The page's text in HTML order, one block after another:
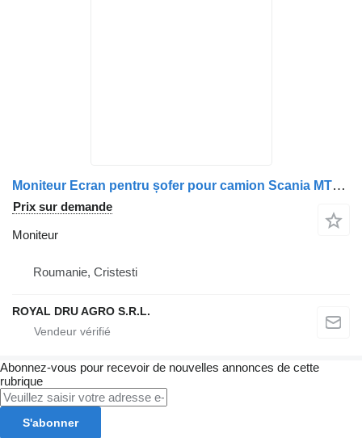
Moniteur Ecran pentru șofer pour camion Scania MTB 7300D-11
Prix sur demande
Moniteur
Roumanie, Cristesti
ROYAL DRU AGRO S.R.L.
Abonnez-vous pour recevoir de nouvelles annonces de cette
rubrique
S'abonner